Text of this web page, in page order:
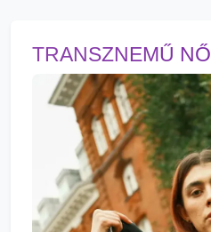
TRANSZNEMŰ NŐ